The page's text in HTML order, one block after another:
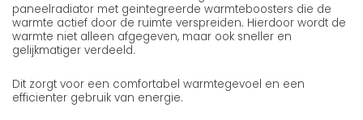
paneelradiator met geintegreerde warmteboosters die de
warmte actief door de ruimte verspreiden. Hierdoor wordt de
warmte niet alleen afgegeven, maar ook sneller en
gelijkmatiger verdeeld.
Dit zorgt voor een comfortabel warmtegevoel en een
efficienter gebruik van energie.